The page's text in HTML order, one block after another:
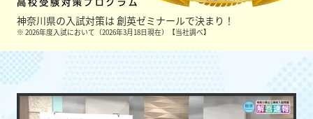
神奈川県の入試対策は 創英ゼミナールで決まり！
※ 2026年度入試において（2026年3月18日現在）【当社調べ】